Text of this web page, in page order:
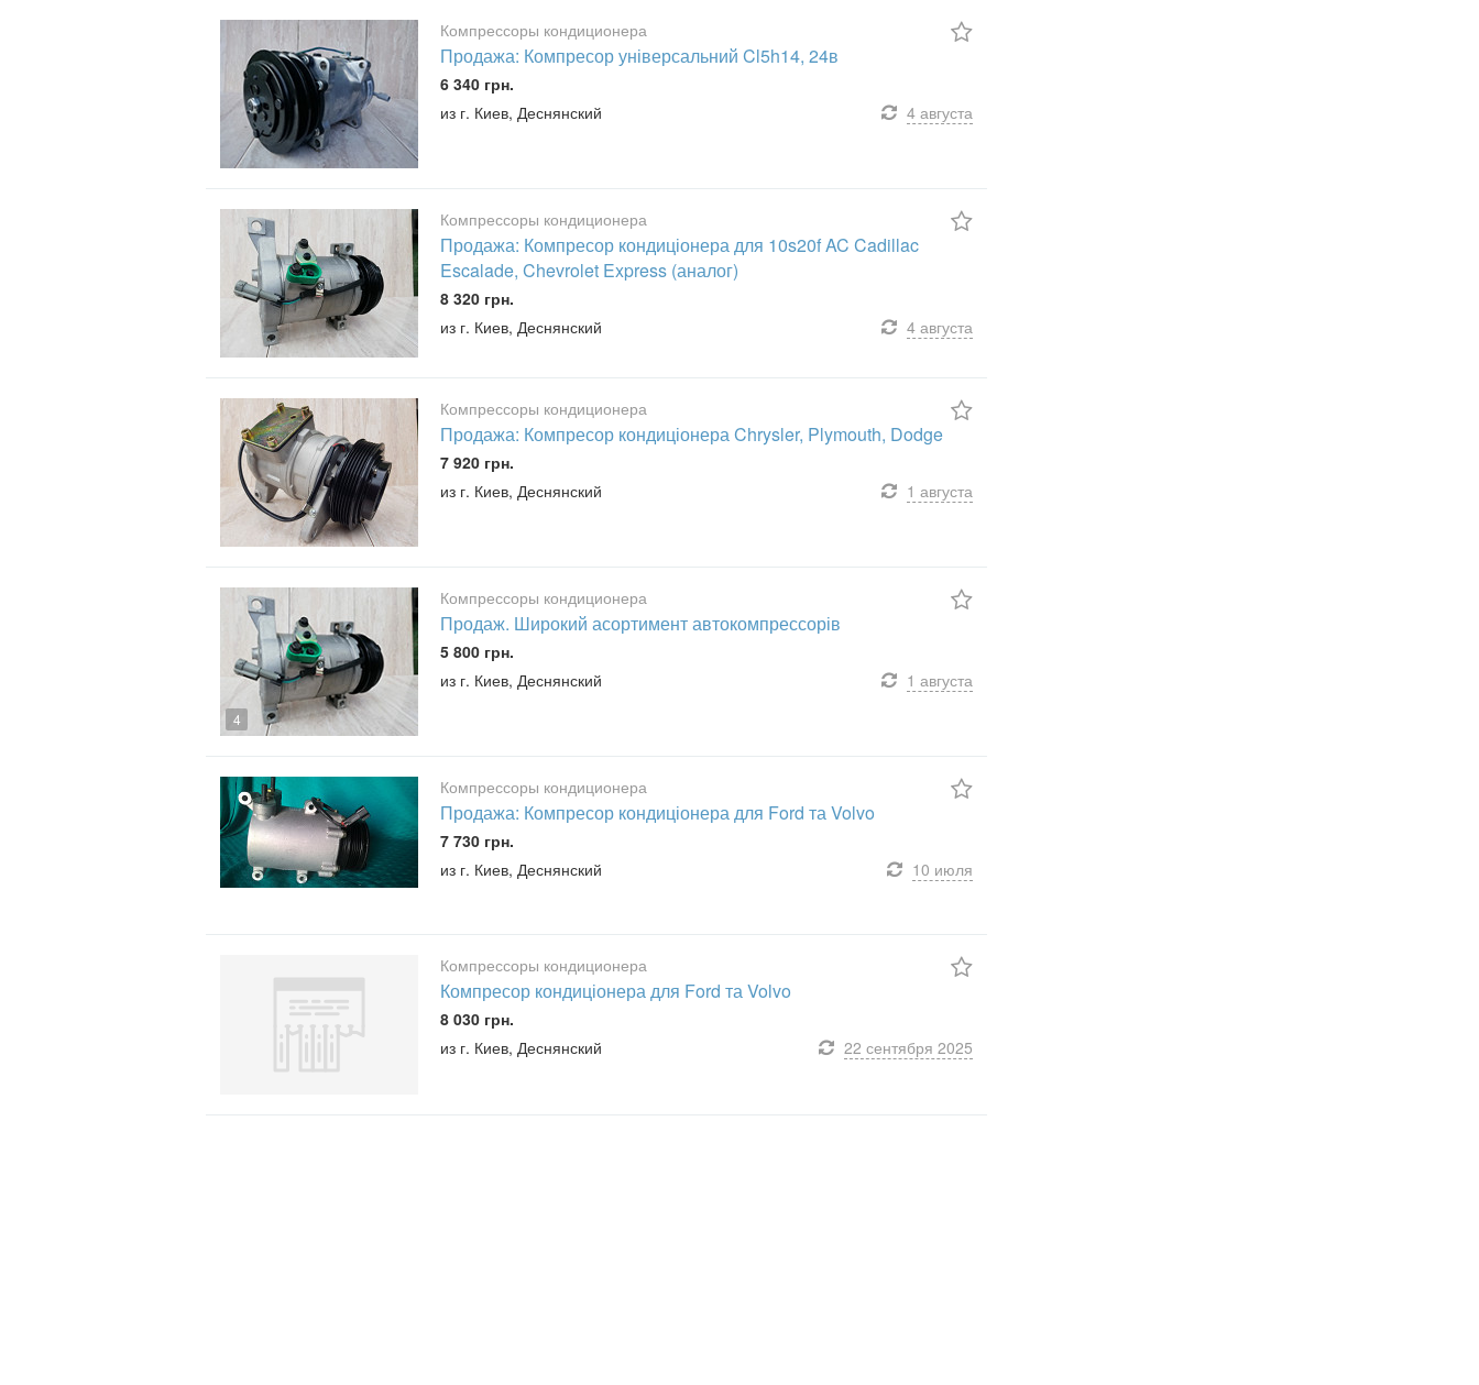
Компрессоры кондиционера
Продажа: Компресор універсальний Cl5h14, 24в
6 340 грн.
из г. Киев, Деснянский
4 августа
Компрессоры кондиционера
Продажа: Компресор кондиціонера для 10s20f AC Cadillac
Escalade, Chevrolet Express (аналог)
8 320 грн.
из г. Киев, Деснянский
4 августа
Компрессоры кондиционера
Продажа: Компресор кондиціонера Chrysler, Plymouth, Dodge
7 920 грн.
из г. Киев, Деснянский
1 августа
4
Компрессоры кондиционера
Продаж. Широкий асортимент автокомпрессорів
5 800 грн.
из г. Киев, Деснянский
1 августа
Компрессоры кондиционера
Продажа: Компресор кондиціонера для Ford та Volvo
7 730 грн.
из г. Киев, Деснянский
10 июля
Компрессоры кондиционера
Компресор кондиціонера для Ford та Volvo
8 030 грн.
из г. Киев, Деснянский
22 сентября 2025